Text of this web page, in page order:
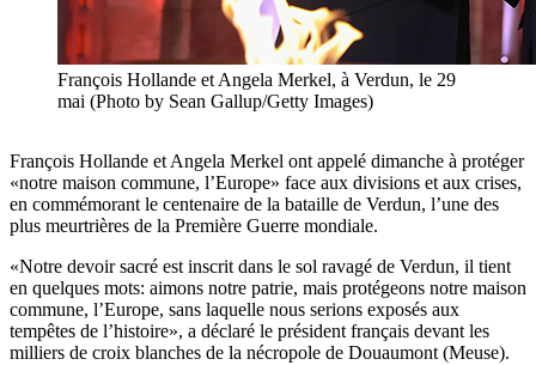
François Hollande et Angela Merkel, à Verdun, le 29
mai (Photo by Sean Gallup/Getty Images)
François Hollande et Angela Merkel ont appelé dimanche à protéger
«notre maison commune, l’Europe» face aux divisions et aux crises,
en commémorant le centenaire de la bataille de Verdun, l’une des
plus meurtrières de la Première Guerre mondiale.
«Notre devoir sacré est inscrit dans le sol ravagé de Verdun, il tient
en quelques mots: aimons notre patrie, mais protégeons notre maison
commune, l’Europe, sans laquelle nous serions exposés aux
tempêtes de l’histoire», a déclaré le président français devant les
milliers de croix blanches de la nécropole de Douaumont (Meuse).